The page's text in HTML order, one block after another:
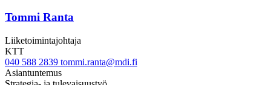
Tommi Ranta
Liiketoimintajohtaja
KTT
040 588 2839 tommi.ranta@mdi.fi
Asiantuntemus